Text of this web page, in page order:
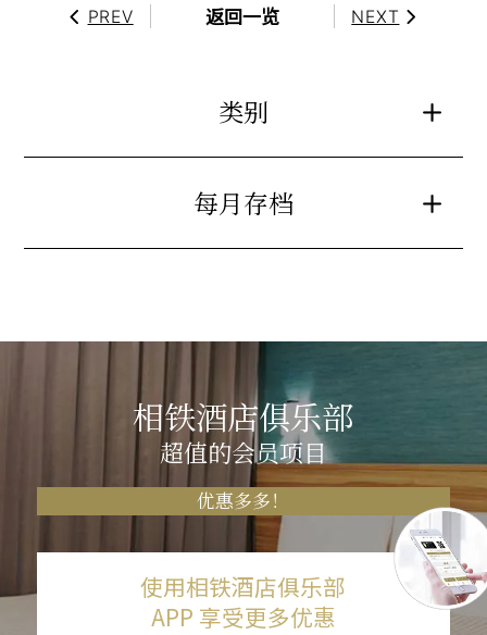
PREV 返回一览 NEXT
类别
每月存档
相铁酒店俱乐部
超值的会员项目
优惠多多！
使用相铁酒店俱乐部
APP 享受更多优惠